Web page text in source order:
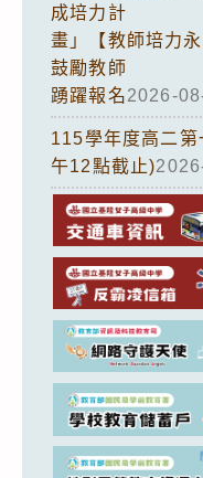
成培力計
畫」【教師培力
鼓勵教師
踴躍報名2026-
115學年度高二
午12點截止)